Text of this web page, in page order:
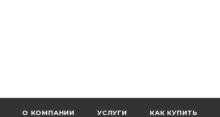
О КОМПАНИИ УСЛУГИ КАК КУПИТЬ